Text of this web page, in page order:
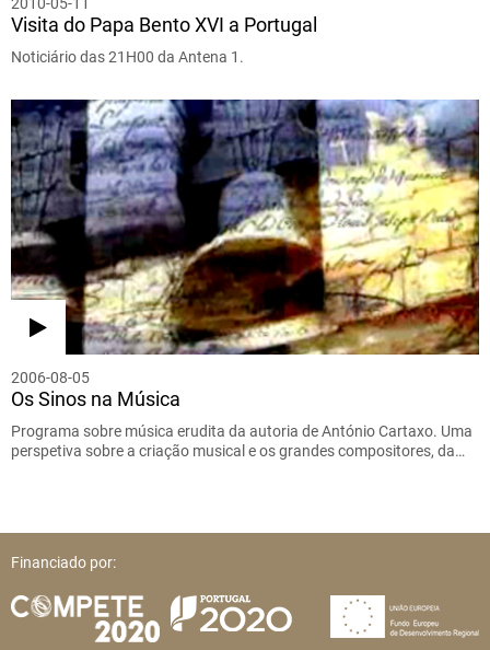
Visita do Papa Bento XVI a Portugal
Noticiário das 21H00 da Antena 1.
2006-08-05
Os Sinos na Música
Programa sobre música erudita da autoria de António Cartaxo. Uma
perspetiva sobre a criação musical e os grandes compositores, da…
Financiado por: